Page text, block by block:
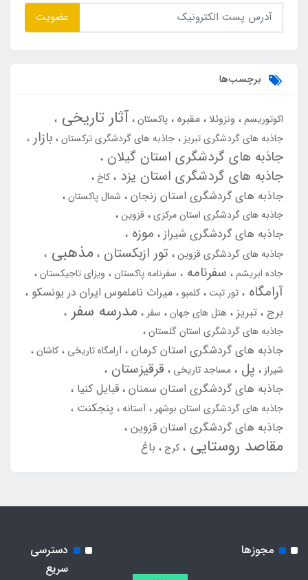
عضویت
برچسب‌ها
اکوتوریسم ونزوئلا مقبره پاکستان آثار تاریخی
جاذبه های گردشگری تبریز جاذبه های گردشگری ترکستان بازار
جاذبه های گردشگری استان گیلان
جاذبه های گردشگری استان یزد
کاخ
جاذبه های گردشگری استان زنجان
شمال پاکستان
جاذبه های گردشگری استان مرکزی قزوین
جاذبه های گردشگری شیراز موزه
جاذبه های گردشگری قزوین تور ازبکستان مذهبی
جاده ابریشم سفرنامه سفرنامه پاکستان ویزای تاجیکستان
آرامگاه تور تبت کلمبو میراث ناملموس ایران در یونسکو
برج تبریز هتل های جهان سفر مدرسه سفر
جاذبه های گردشگری استان گلستان
جاذبه های گردشگری استان کرمان آرامگاه تاریخی
کاشان
شیراز
پل مساجد تاریخی قرقیزستان
جاذبه های گردشگری استان سمنان قبایل کنیا
جاذبه های گردشگری استان بوشهر آستانه
پنجکنت
جاذبه های گردشگری استان قزوین
مقاصد روستایی کرج باغ
مجوزها
دسترسی
سریع